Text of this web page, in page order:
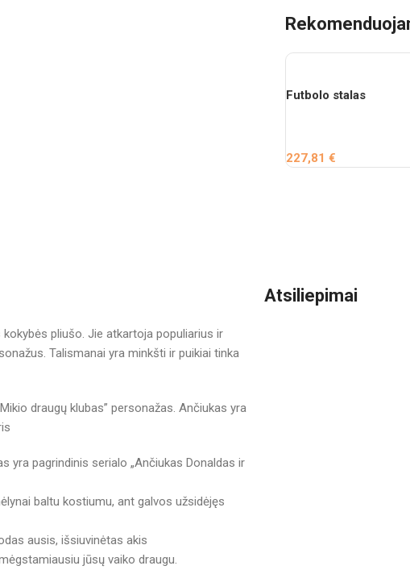
Futbolo stalas
227,81 €
pliušo. Jie atkartoja populiarius ir
Talismanai yra minkšti ir puikiai tinka
draugų klubas” personažas. Ančiukas yra
yra pagrindinis serialo „Ančiukas Donaldas ir
baltu kostiumu, ant galvos užsidėjęs
ausis, išsiuvinėtas akis
jūsų vaiko draugu.
Atsiliepimai